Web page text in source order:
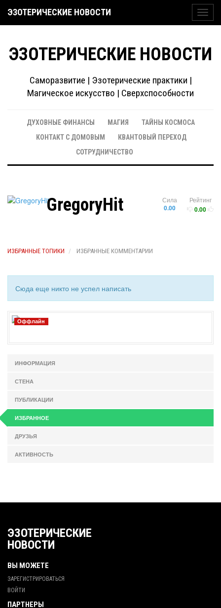
ЭЗОТЕРИЧЕСКИЕ НОВОСТИ
ЭЗОТЕРИЧЕСКИЕ НОВОСТИ
Саморазвитие | Эзотерические практики |
Магическое искусство | Сверхспособности
ДУХОВНЫЕ ФИНАНСЫ МАГИЯ
ТАЙНЫ КОСМОСА
КОНТАКТ С ДОМОВЫМ
КВАНТОВЫЙ ПЕРЕХОД
СОТРУДНИЧЕСТВО
Рейтинг
0.00
Сила
0.00
GregoryHit
ИЗБРАННЫЕ ТОПИКИ ИЗБРАННЫЕ КОММЕНТАРИИ
Сюда еще никто не успел написать
Оффлайн
ИНФОРМАЦИЯ
СТЕНА
ПУБЛИКАЦИИ
ИЗБРАННОЕ
ДРУЗЬЯ
АКТИВНОСТЬ
ЭЗОТЕРИЧЕСКИЕ
НОВОСТИ
ВЫ МОЖЕТЕ
ЗАРЕГИСТРИРОВАТЬСЯ
ВОЙТИ
ПАРТНЕРЫ